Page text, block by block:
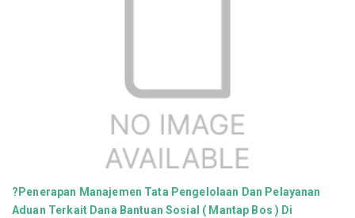
?Penerapan Manajemen Tata Pengelolaan Dan Pelayanan
Aduan Terkait Dana Bantuan Sosial ( Mantap Bos ) Di